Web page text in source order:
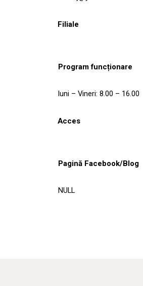
Filiale
Program funcționare
luni – Vineri: 8.00 – 16.00
Acces
Pagină Facebook/Blog
NULL